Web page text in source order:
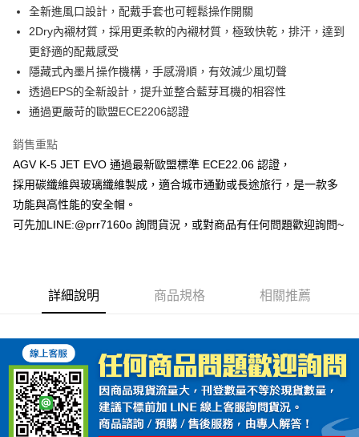
ATM付款
運送方式
全家取貨付款(安全帽一頂以上請選宅配)
每筆NT$60，滿NT$1,000(含以上)免運費
每筆NT$60，滿NT$1,000(含以上)免運費
每筆NT$100，滿NT$1,000(含以上)免運費
全新進風口設計，配戴手套也可輕鬆操作開關
2Dry內襯材質，採用更柔軟的內襯材質，極致快乾，排汗，達到
更舒適的配戴感受
隱藏式內墨片操作機構，手感滑順，有效減少風切聲
透過EPS的全新設計，提升並整合藍芽耳機的相容性
通過更嚴苛的歐盟ECE2206認證
銷售重點
AGV K-5 JET EVO 通過最新歐盟標準 ECE22.06 認證，
採用碳纖維與玻璃纖維製成，適合城市通勤或長途旅行，是一款多
功能與高性能的安全帽。
可先加LINE:@prr7160o 詢問貨況，或對商品有任何問題歡迎詢問~
詳細說明 商品規格 相關推薦